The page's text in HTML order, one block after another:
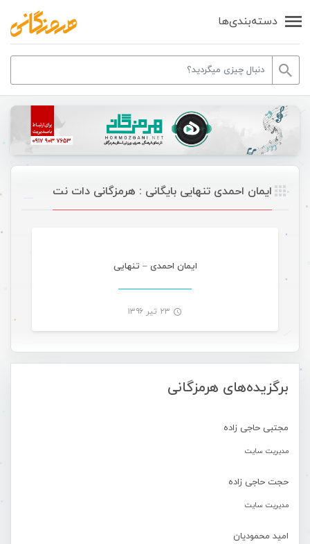
دسته‌بندی‌ها
برگزیده‌های هرمزگانی
مجتبی حاجی زاده
مدیریت سایت
حجت حاجی زاده
مدیریت سایت
امید محمودیان
ایمان احمدی تنهایی بایگانی : هرمزگانی دات نت
ایمان احمدی – تنهایی
۲۳ تیر ۱۳۹۶